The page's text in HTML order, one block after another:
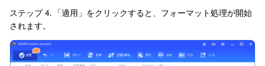
ステップ 4. 「適用」をクリックすると、フォーマット処理が開始
されます。